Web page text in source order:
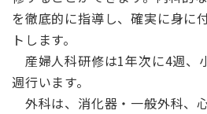
を徹底的に指導し、確実に身に
トします。
産婦人科研修は1年次に4週、
週行います。
外科は、消化器・一般外科、